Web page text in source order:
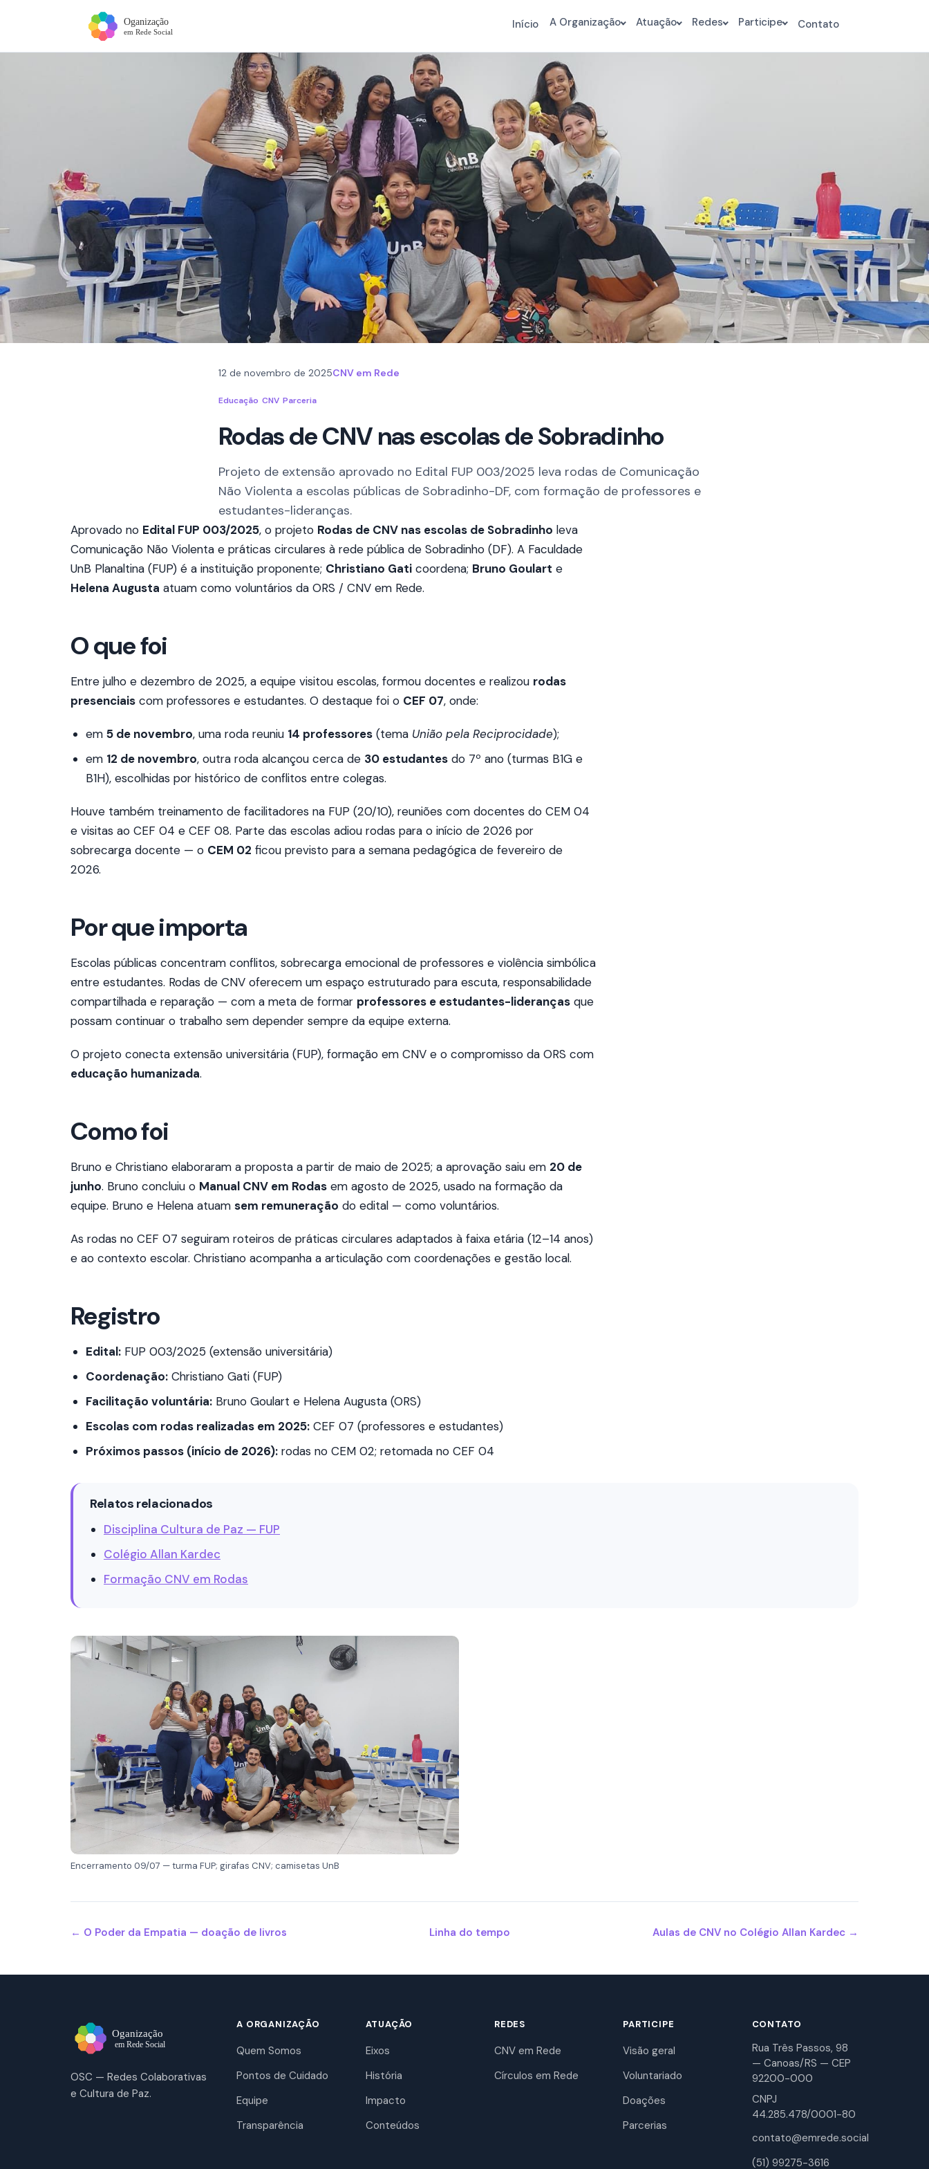
Início A Organização Atuação Redes Participe Contato
12 de novembro de 2025CNV em Rede
Educação CNV Parceria
Rodas de CNV nas escolas de Sobradinho
Projeto de extensão aprovado no Edital FUP 003/2025 leva rodas de Comunicação
Não Violenta a escolas públicas de Sobradinho-DF, com formação de professores e
estudantes-lideranças.
Aprovado no Edital FUP 003/2025, o projeto Rodas de CNV nas escolas de Sobradinho leva
Comunicação Não Violenta e práticas circulares à rede pública de Sobradinho (DF). A Faculdade
UnB Planaltina (FUP) é a instituição proponente; Christiano Gati coordena; Bruno Goulart e
Helena Augusta atuam como voluntários da ORS / CNV em Rede.
O que foi
Entre julho e dezembro de 2025, a equipe visitou escolas, formou docentes e realizou rodas
presenciais com professores e estudantes. O destaque foi o CEF 07, onde:
em 5 de novembro, uma roda reuniu 14 professores(tema União pela Reciprocidade);
em 12 de novembro, outra roda alcançou cerca de 30 estudantesdo 7º ano (turmas B1G e
B1H), escolhidas por histórico de conflitos entre colegas.
Houve também treinamento de facilitadores na FUP (20/10), reuniões com docentes do CEM 04
e visitas ao CEF 04 e CEF 08. Parte das escolas adiou rodas para o início de 2026 por
sobrecarga docente — o CEM 02 ficou previsto para a semana pedagógica de fevereiro de
2026.
Por que importa
Escolas públicas concentram conflitos, sobrecarga emocional de professores e violência simbólica
entre estudantes. Rodas de CNV oferecem um espaço estruturado para escuta, responsabilidade
compartilhada e reparação — com a meta de formar professores e estudantes-lideranças que
possam continuar o trabalho sem depender sempre da equipe externa.
O projeto conecta extensão universitária (FUP), formação em CNV e o compromisso da ORS com
educação humanizada.
Como foi
Bruno e Christiano elaboraram a proposta a partir de maio de 2025; a aprovação saiu em 20 de
junho. Bruno concluiu o Manual CNV em Rodas em agosto de 2025, usado na formação da
equipe. Bruno e Helena atuam sem remuneração do edital — como voluntários.
As rodas no CEF 07 seguiram roteiros de práticas circulares adaptados à faixa etária (12–14 anos)
e ao contexto escolar. Christiano acompanha a articulação com coordenações e gestão local.
Registro
Edital:FUP 003/2025 (extensão universitária)
Coordenação:Christiano Gati (FUP)
Facilitação voluntária:Bruno Goulart e Helena Augusta (ORS)
Escolas com rodas realizadas em 2025:CEF 07 (professores e estudantes)
Próximos passos (início de 2026):rodas no CEM 02; retomada no CEF 04
Relatos relacionados
Disciplina Cultura de Paz — FUP
Colégio Allan Kardec
Formação CNV em Rodas
Encerramento 09/07 — turma FUP; girafas CNV; camisetas UnB
← O Poder da Empatia — doação de livros Linha do tempo Aulas de CNV no Colégio Allan Kardec →
OSC — Redes Colaborativas
e Cultura de Paz.
A ORGANIZAÇÃO
Quem Somos
Pontos de Cuidado
Equipe
Transparência
ATUAÇÃO
Eixos
História
Impacto
Conteúdos
REDES
CNV em Rede
Círculos em Rede
PARTICIPE
Visão geral
Voluntariado
Doações
Parcerias
CONTATO
Rua Três Passos, 98
— Canoas/RS — CEP
92200-000
CNPJ
44.285.478/0001-80
contato@emrede.social
(51) 99275-3616